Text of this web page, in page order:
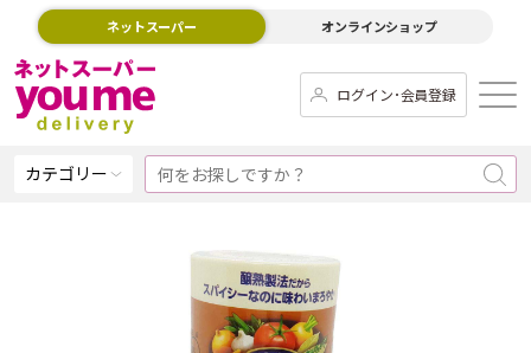
ネットスーパー オンラインショップ
ログイン･会員登録
カテゴリー